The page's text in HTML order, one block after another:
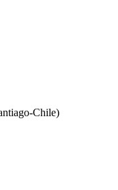
Chile)